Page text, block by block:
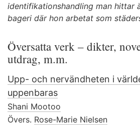
identifikationshandling man hittar
bageri där hon arbetat som
Översatta verk – dikter,
utdrag, m.m.
Upp- och nervändheten i
uppenbaras
Shani Mootoo
Övers. Rose-Marie Nielsen